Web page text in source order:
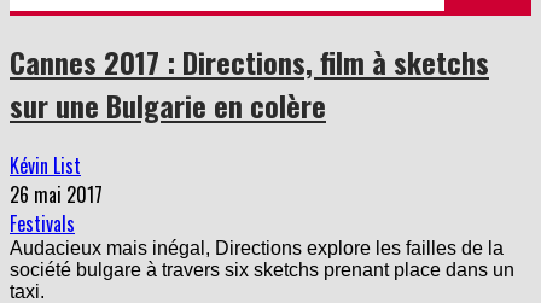
Cannes 2017 : Directions, film à sketchs
sur une Bulgarie en colère
Kévin List
26 mai 2017
Festivals
Audacieux mais inégal, Directions explore les failles de la
société bulgare à travers six sketchs prenant place dans un
taxi.